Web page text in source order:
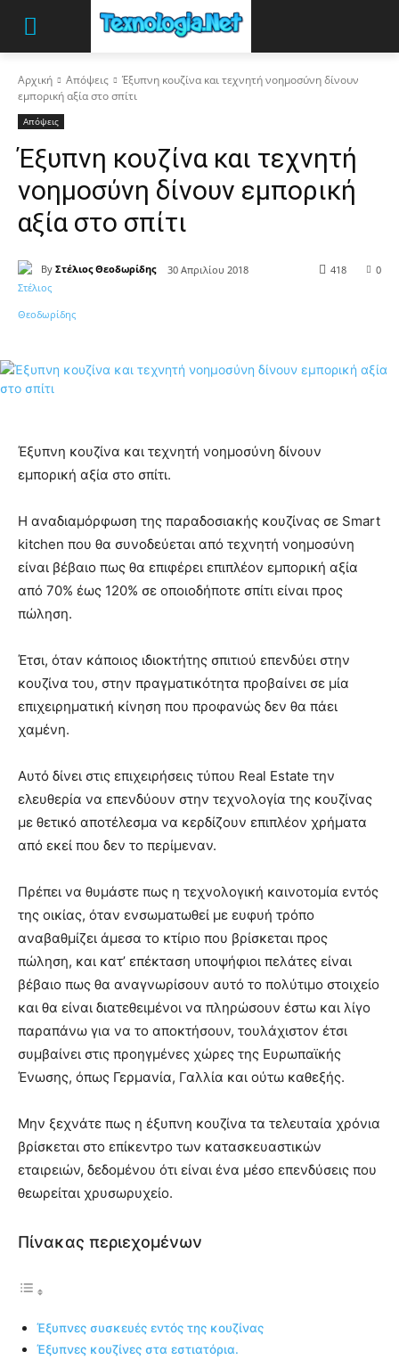
Αρχική Απόψεις
Έξυπνη κουζίνα και τεχνητή νοημοσύνη δίνουν
εμπορική αξία στο σπίτι
Απόψεις
Έξυπνη κουζίνα και τεχνητή
νοημοσύνη δίνουν εμπορική
αξία στο σπίτι
By Στέλιος Θεοδωρίδης 30 Απριλίου 2018 0
418
Έξυπνη κουζίνα και τεχνητή νοημοσύνη δίνουν
εμπορική αξία στο σπίτι.
Η αναδιαμόρφωση της παραδοσιακής κουζίνας σε Smart
kitchen που θα συνοδεύεται από τεχνητή νοημοσύνη
είναι βέβαιο πως θα επιφέρει επιπλέον εμπορική αξία
από 70% έως 120% σε οποιοδήποτε σπίτι είναι προς
πώληση.
Έτσι, όταν κάποιος ιδιοκτήτης σπιτιού επενδύει στην
κουζίνα του, στην πραγματικότητα προβαίνει σε μία
επιχειρηματική κίνηση που προφανώς δεν θα πάει
χαμένη.
Αυτό δίνει στις επιχειρήσεις τύπου Real Estate την
ελευθερία να επενδύουν στην τεχνολογία της κουζίνας
με θετικό αποτέλεσμα να κερδίζουν επιπλέον χρήματα
από εκεί που δεν το περίμεναν.
Πρέπει να θυμάστε πως η τεχνολογική καινοτομία εντός
της οικίας, όταν ενσωματωθεί με ευφυή τρόπο
αναβαθμίζει άμεσα το κτίριο που βρίσκεται προς
πώληση, και κατ’ επέκταση υποψήφιοι πελάτες είναι
βέβαιο πως θα αναγνωρίσουν αυτό το πολύτιμο στοιχείο
και θα είναι διατεθειμένοι να πληρώσουν έστω και λίγο
παραπάνω για να το αποκτήσουν, τουλάχιστον έτσι
συμβαίνει στις προηγμένες χώρες της Ευρωπαϊκής
Ένωσης, όπως Γερμανία, Γαλλία και ούτω καθεξής.
Μην ξεχνάτε πως η έξυπνη κουζίνα τα τελευταία χρόνια
βρίσκεται στο επίκεντρο των κατασκευαστικών
εταιρειών, δεδομένου ότι είναι ένα μέσο επενδύσεις που
θεωρείται χρυσωρυχείο.
Πίνακας περιεχομένων
Έξυπνες συσκευές εντός της κουζίνας
Έξυπνες κουζίνες στα εστιατόρια.